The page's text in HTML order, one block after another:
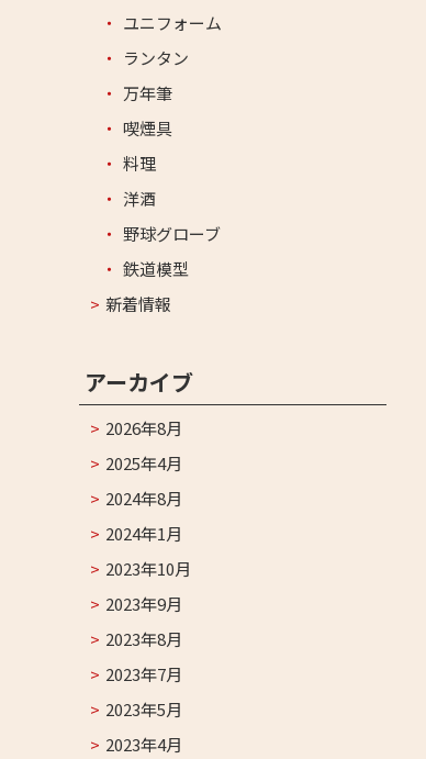
ユニフォーム
ランタン
万年筆
喫煙具
料理
洋酒
野球グローブ
鉄道模型
新着情報
アーカイブ
2026年8月
2025年4月
2024年8月
2024年1月
2023年10月
2023年9月
2023年8月
2023年7月
2023年5月
2023年4月